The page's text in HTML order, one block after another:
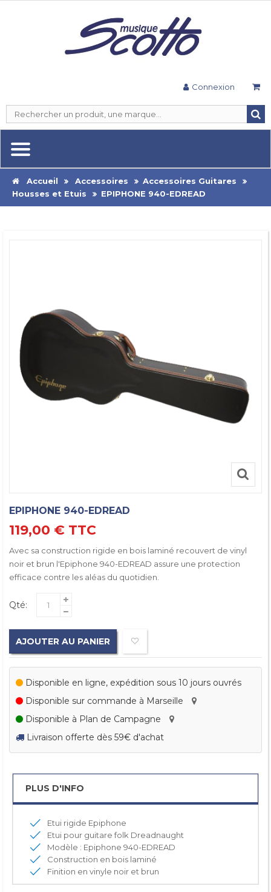
Connexion
Accueil Accessoires
Accessoires Guitares
Housses et Etuis
EPIPHONE 940-EDREAD
EPIPHONE 940-EDREAD
119,00 € TTC
Avec sa construction rigide en bois laminé recouvert de vinyl
noir et brun l'Epiphone 940-EDREAD assure une protection
efficace contre les aléas du quotidien.
Qté:
AJOUTER AU PANIER
Disponible en ligne, expédition sous 10 jours ouvrés
Disponible sur commande à Marseille
Disponible à Plan de Campagne
Livraison offerte dès 59€ d'achat
PLUS D'INFO
Etui rigide Epiphone
Etui pour guitare folk Dreadnaught
Modèle : Epiphone 940-EDREAD
Construction en bois laminé
Finition en vinyle noir et brun